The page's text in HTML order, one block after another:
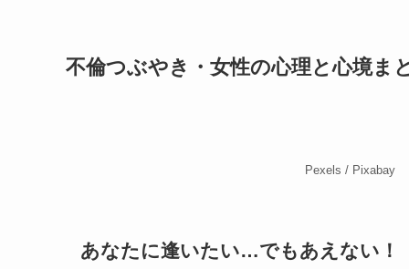
不倫つぶやき・女性の心理と心境ま
Pexels / Pixabay
あなたに逢いたい…でもあえない！